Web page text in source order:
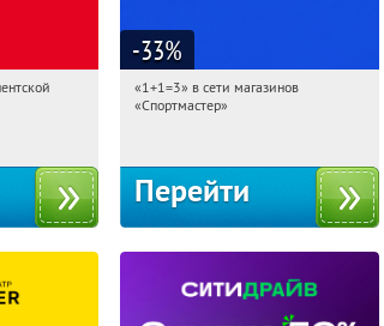
первым!
-33%
11:45:20 Получили:
«1+1=3» в сети магазинов
«Спортмастер»
Перейти